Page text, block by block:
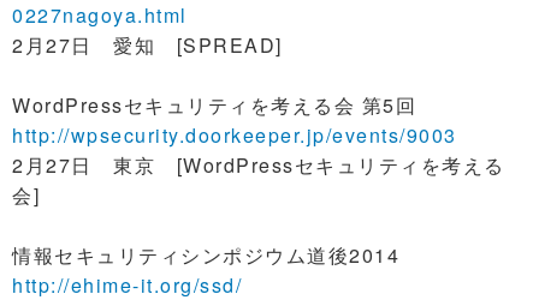
0227nagoya.html
2月27日 愛知 [SPREAD]
WordPressセキュリティを考える会 第5回
http://wpsecurity.doorkeeper.jp/events/9003
2月27日 東京 [WordPressセキュリティを考える
会]
情報セキュリティシンポジウム道後2014
http://ehime-it.org/ssd/